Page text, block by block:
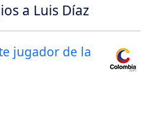
a Luis Díaz